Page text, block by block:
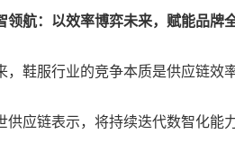
领航：以效率博弈未来，赋能品牌
，鞋服行业的竞争本质是供应链效
供应链表示，将持续迭代数智化能